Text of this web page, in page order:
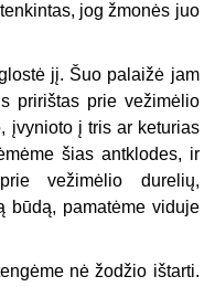
jog žmonės juo
jį. Šuo palaižė jam
pririštas prie vežimėlio
įvynioto į tris ar keturias
šias antklodes, ir
vežimėlio durelių,
būdą, pamatėme viduje
nė žodžio ištarti.